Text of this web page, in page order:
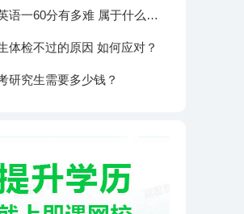
一60分有多难 属于什么水平？
体检不过的原因 如何应对？
研究生需要多少钱？